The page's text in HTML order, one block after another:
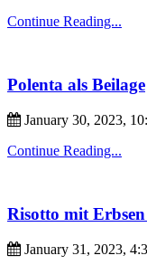
Continue Reading...
Polenta als Beilage
January 30, 2023,
Continue Reading...
Risotto mit
January 31, 2023,